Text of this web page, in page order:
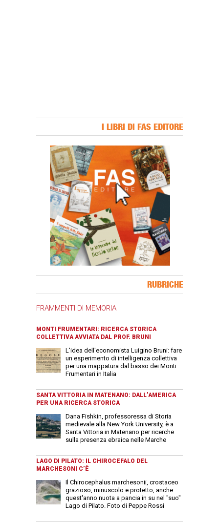
I LIBRI DI FAS EDITORE
RUBRICHE
FRAMMENTI DI MEMORIA
MONTI FRUMENTARI: RICERCA STORICA
COLLETTIVA AVVIATA DAL PROF. BRUNI
L'idea dell'economista Luigino Bruni: fare
un esperimento di intelligenza collettiva
per una mappatura dal basso dei Monti
Frumentari in Italia
SANTA VITTORIA IN MATENANO: DALL’AMERICA
PER UNA RICERCA STORICA
Dana Fishkin, professoressa di Storia
medievale alla New York University, è a
Santa Vittoria in Matenano per ricerche
sulla presenza ebraica nelle Marche
LAGO DI PILATO: IL CHIROCEFALO DEL
MARCHESONI C’È
Il Chirocephalus marchesonii, crostaceo
grazioso, minuscolo e protetto, anche
quest'anno nuota a pancia in su nel "suo"
Lago di Pilato. Foto di Peppe Rossi